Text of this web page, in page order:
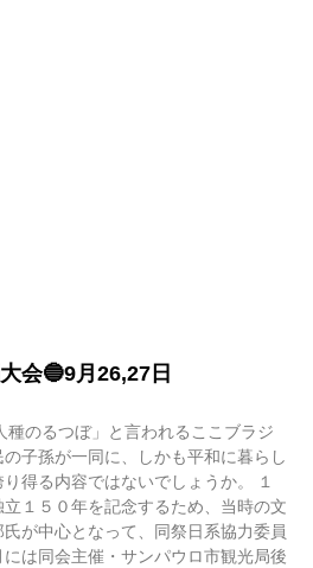
会🔵9月26,27日
種のるつぼ」と言われるここブラジ
子孫が一同に、しかも平和に暮らし
得る内容ではないでしょうか。 １
１５０年を記念するため、当時の文
が中心となって、同祭日系協力委員
は同会主催・サンパウロ市観光局後